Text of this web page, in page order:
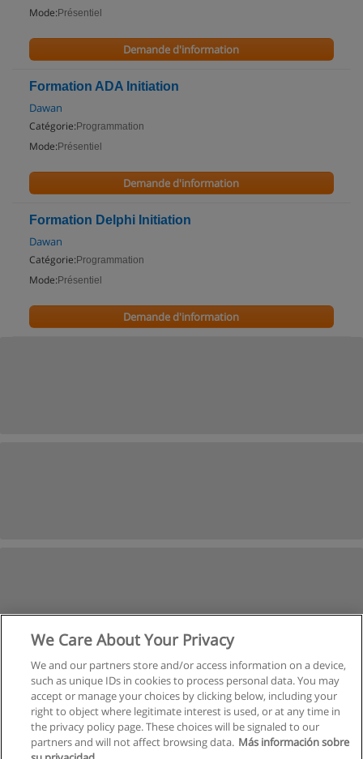
Mode: Présentiel
Demande d'information
Formation ADA Initiation
Dawan
Catégorie: Programmation
Mode: Présentiel
Demande d'information
Formation Delphi Initiation
Dawan
Catégorie: Programmation
Mode: Présentiel
Demande d'information
Suivant
Page1de2
We Care About Your Privacy
We and our partners store and/or access information on a device,
such as unique IDs in cookies to process personal data. You may
accept or manage your choices by clicking below, including your
right to object where legitimate interest is used, or at any time in
the privacy policy page. These choices will be signaled to our
partners and will not affect browsing data. Más información sobre